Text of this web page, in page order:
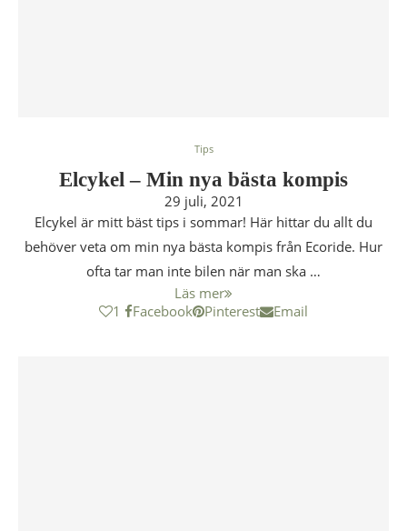
Tips
Elcykel – Min nya bästa kompis
29 juli, 2021
Elcykel är mitt bäst tips i sommar! Här hittar du allt du
behöver veta om min nya bästa kompis från Ecoride. Hur
ofta tar man inte bilen när man ska …
Läs mer
1
Facebook Pinterest Email